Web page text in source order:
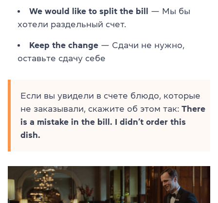
We would like to split the bill
— Мы бы
хотели раздельный счет.
Keep the change — Сдачи не нужно,
оставьте сдачу себе
Если вы увидели в счете блюдо, которые
не заказывали, скажите об этом так: There
is a mistake in the bill. I didn’t order this
dish.